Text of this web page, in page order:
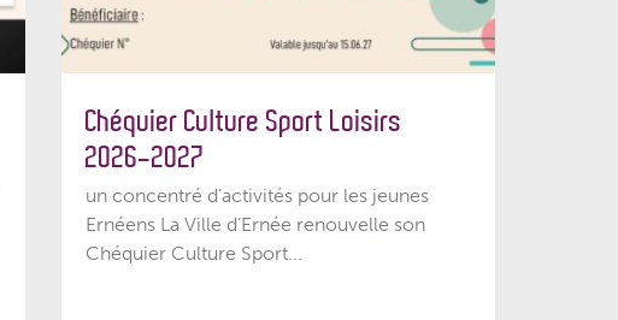
Chéquier Culture Sport Loisirs
2026-2027
un concentré d’activités pour les jeunes
Ernéens La Ville d’Ernée renouvelle son
Chéquier Culture Sport...